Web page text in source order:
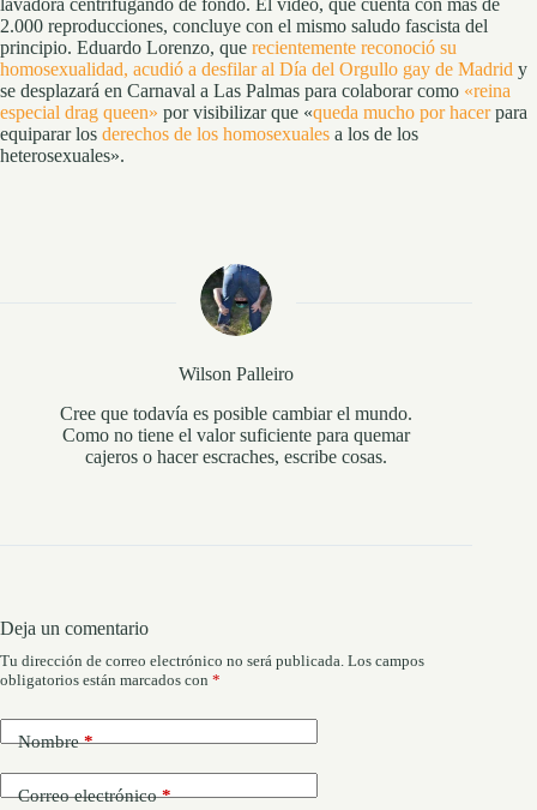
lavadora centrifugando de fondo. El vídeo, que cuenta con más de
2.000 reproducciones, concluye con el mismo saludo fascista del
principio. Eduardo Lorenzo, que recientemente reconoció su
homosexualidad, acudió a desfilar al Día del Orgullo gay de Madrid y
se desplazará en Carnaval a Las Palmas para colaborar como «reina
especial drag queen» por visibilizar que «queda mucho por hacerpara
equiparar los derechos de los homosexuales a los de los
heterosexuales».
Wilson Palleiro
Cree que todavía es posible cambiar el mundo.
Como no tiene el valor suficiente para quemar
cajeros o hacer escraches, escribe cosas.
Deja un comentario
Tu dirección de correo electrónico no será publicada. Los campos
obligatorios están marcados con *
Nombre*
Correo electrónico*